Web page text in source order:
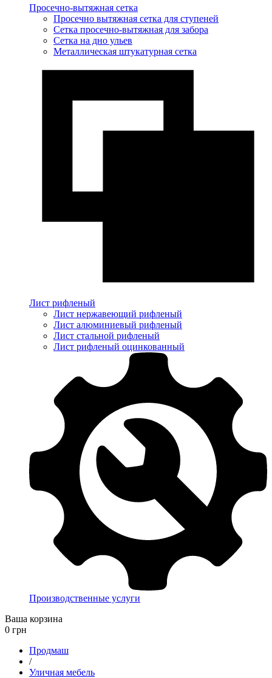
Просечно-вытяжная сетка
Просечно вытяжная сетка для ступеней
Сетка просечно-вытяжная для забора
Сетка на дно ульев
Металлическая штукатурная сетка
Лист рифленый
Лист нержавеющий рифленый
Лист алюминиевый рифленый
Лист стальной рифленый
Лист рифленый оцинкованный
Производственные услуги
Ваша корзина
0 грн
Продмаш
/
Уличная мебель